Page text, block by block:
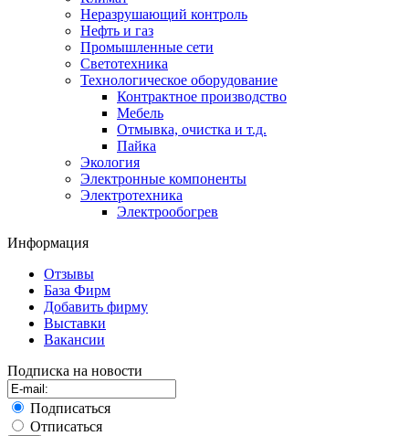
Неразрушающий контроль
Нефть и газ
Промышленные сети
Светотехника
Технологическое оборудование
Контрактное производство
Мебель
Отмывка, очистка и т.д.
Пайка
Экология
Электронные компоненты
Электротехника
Электрообогрев
Информация
Отзывы
База Фирм
Добавить фирму
Выставки
Вакансии
Подписка на новости
Подписаться
Отписаться